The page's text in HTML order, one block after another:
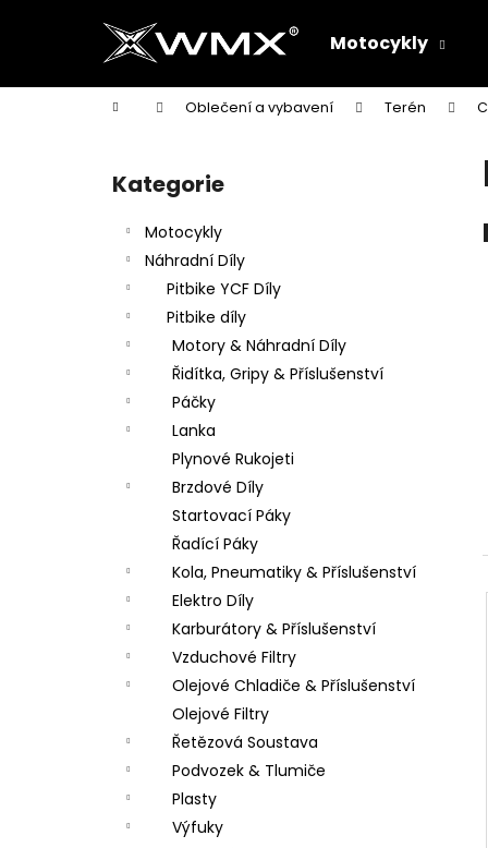
Motocykly
Domů Oblečení a vybavení Terén
Přeskočit
kategorie
Kategorie
Motocykly
Náhradní Díly
Pitbike YCF Díly
Pitbike díly
Motory & Náhradní Díly
Řidítka, Gripy & Příslušenství
Páčky
Lanka
Plynové Rukojeti
Brzdové Díly
Startovací Páky
Řadící Páky
Kola, Pneumatiky & Příslušenství
Elektro Díly
Karburátory & Příslušenství
Vzduchové Filtry
Olejové Chladiče & Příslušenství
Olejové Filtry
Řetězová Soustava
Podvozek & Tlumiče
Plasty
Výfuky
í
Zpět
do
Zpět
do
LOŽISKO KOLA 6202 2RS STOMP,
DEMONX ,WPB